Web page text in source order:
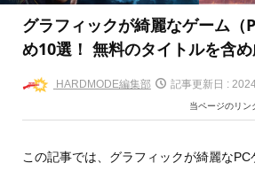
グラフィックが綺麗なゲーム（
め10選！ 無料のタイトルを含め
HARDMODE編集部 記事更新日 :
当ページのリン
この記事では、グラフィックが綺麗な